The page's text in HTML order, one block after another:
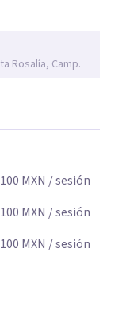
darte
de tu proceso
Rosalía, Camp.
MXN / sesión
MXN / sesión
MXN / sesión